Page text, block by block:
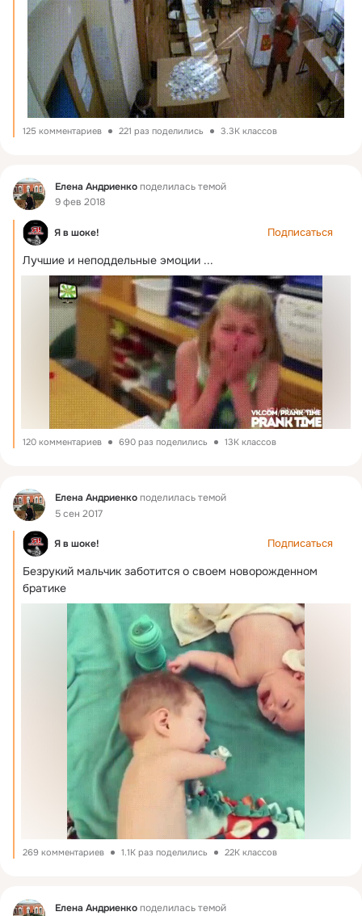
125 комментариев 221 раз поделились 3.3K классов
Фид Елена Андриенкоподелилась темой
9 фев 2018
Я в шоке! Подписаться
Лучшие и неподдельные эмоции ...
120 комментариев 690 раз поделились 13K классов
Фид Елена Андриенкоподелилась темой
5 сен 2017
Я в шоке! Подписаться
Безрукий мальчик заботится о своем новорожденном
братике
269 комментариев 1.1K раз поделились 22K классов
Фид Елена Андриенкоподелилась темой